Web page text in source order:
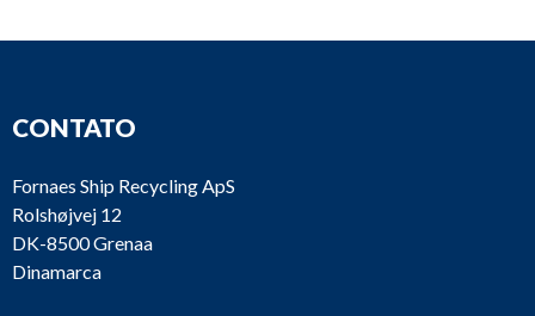
CONTATO
Fornaes Ship Recycling ApS
Rolshøjvej 12
DK-8500 Grenaa
Dinamarca